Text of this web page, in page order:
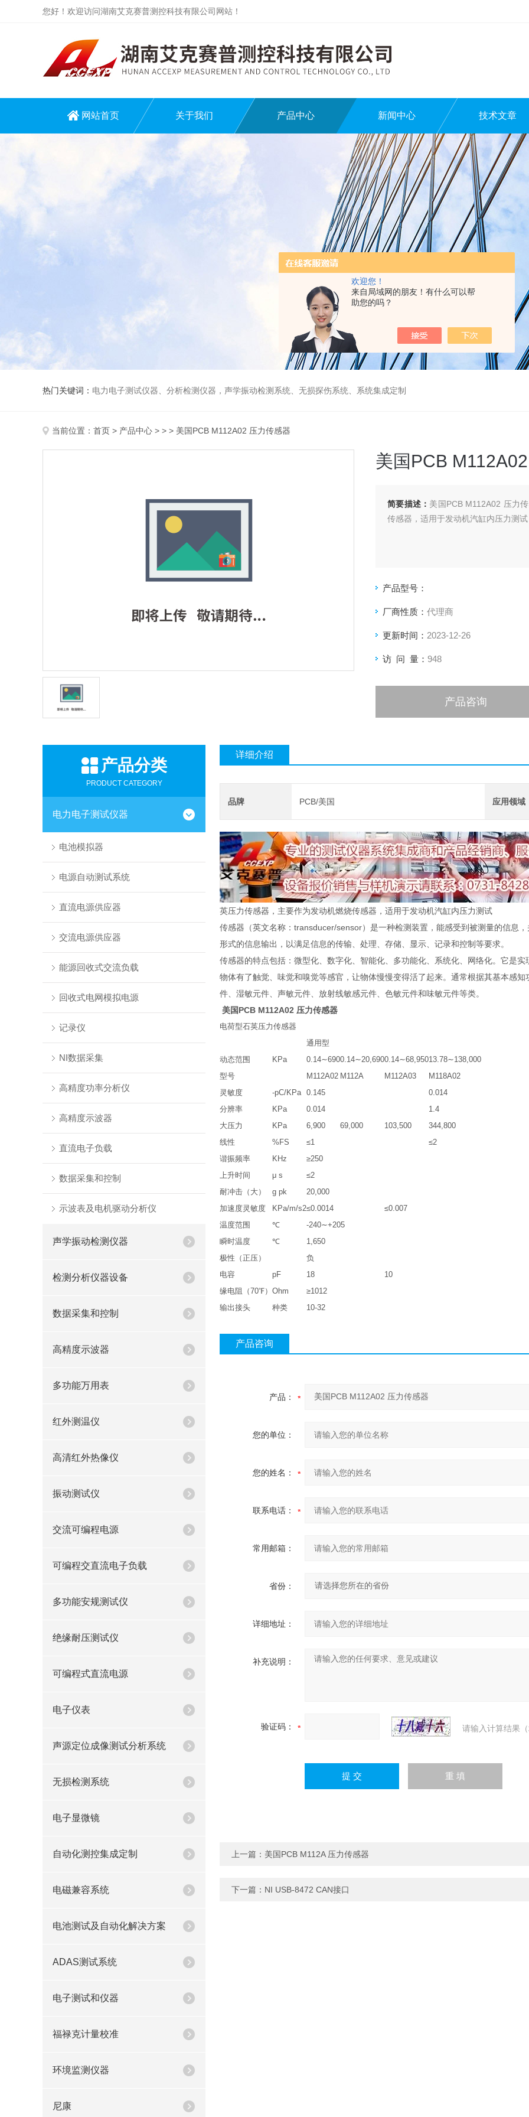
欢迎您！
来自局域网的朋友！有什么可以帮
助您的吗？
您好！欢迎访问湖南艾克赛普测控科技有限公司网站！
网站首页 关于我们 产品中心 新闻中心 技术文章
热门关键词： 电力电子测试仪器、分析检测仪器，声学振动检测系统、无损探伤系统、系统集成定制
当前位置： 首页 > 产品中心 > > > 美国PCB M112A02 压力传感器
美国PCB
简要描述： 美国PCB M112A02 压力
传感器，适用于发动机汽缸内压力测试
产品型号：
厂商性质： 代理商
更新时间： 2023-12-26
访 问 量： 948
产品咨询
产品分类
PRODUCT CATEGORY
电力电子测试仪器
电池模拟器
电源自动测试系统
直流电源供应器
交流电源供应器
能源回收式交流负载
回收式电网模拟电源
记录仪
NI数据采集
高精度功率分析仪
高精度示波器
直流电子负载
数据采集和控制
示波表及电机驱动分析仪
声学振动检测仪器
检测分析仪器设备
数据采集和控制
高精度示波器
多功能万用表
红外测温仪
高清红外热像仪
振动测试仪
交流可编程电源
可编程交直流电子负载
多功能安规测试仪
绝缘耐压测试仪
可编程式直流电源
电子仪表
声源定位成像测试分析系统
无损检测系统
电子显微镜
自动化测控集成定制
电磁兼容系统
电池测试及自动化解决方案
ADAS测试系统
电子测试和仪器
福禄克计量校准
环境监测仪器
尼康
详细介绍
品牌 PCB/美国 应用领域
英压力传感器，主要作为发动机燃烧传感器，适用于发动机汽缸内压力测试
传感器（英文名称：transducer/sensor）是一种检测装置，能感受到被测量的信息
形式的信息输出，以满足信息的传输、处理、存储、显示、记录和控制等要求。
传感器的特点包括：微型化、数字化、智能化、多功能化、系统化、网络化。它是
物体有了触觉、味觉和嗅觉等感官，让物体慢慢变得活了起来。通常根据其基本感
件、湿敏元件、声敏元件、放射线敏感元件、色敏元件和味敏元件等类。
美国PCB M112A02 压力传感器
电荷型石英压力传感器
通用型
动态范围
KPa 0.14∼6900.14∼20,6900.14∼68,95013.78∼138,000
型号
M112A02 M112A M112A03
M118A02
灵敏度
-pC/KPa 0.145
0.014
分辨率
KPa 0.014
1.4
大压力
KPa 6,900 69,000 103,500
344,800
线性
%FS ≤1
≤2
谐振频率
KHz
≥250
上升时间
μ s
≤2
耐冲击（大）
g pk
20,000
加速度灵敏度
KPa/m/s2≤0.0014
≤0.007
温度范围
℃
-240∼+205
瞬时温度
℃
1,650
极性（正压）
负
电容
pF 18
10
缘电阻（70℉） Ohm
≥1012
输出接头
种类 10-32
产品咨询
产品：
您的单位：
您的姓名：
联系电话：
常用邮箱：
省份：
详细地址：
补充说明：
验证码： 请输入计算结果
上一篇： 美国PCB M112A 压力传感器
下一篇： NI USB-8472 CAN接口